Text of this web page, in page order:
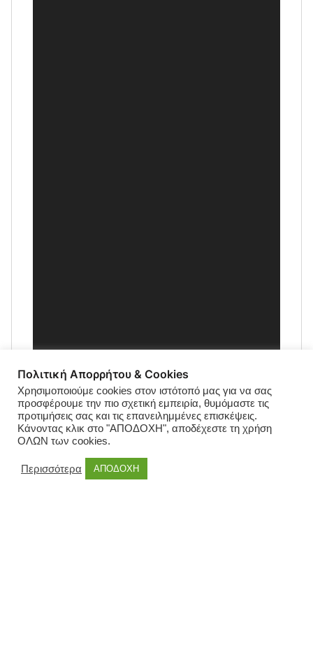
Πολιτική Απορρήτου & Cookies
Χρησιμοποιούμε cookies στον ιστότοπό μας για να σας
προσφέρουμε την πιο σχετική εμπειρία, θυμόμαστε τις
προτιμήσεις σας και τις επανειλημμένες επισκέψεις.
Κάνοντας κλικ στο "ΑΠΟΔΟΧΗ", αποδέχεστε τη χρήση
ΟΛΩΝ των cookies.
Περισσότερα ΑΠΟΔΟΧΗ